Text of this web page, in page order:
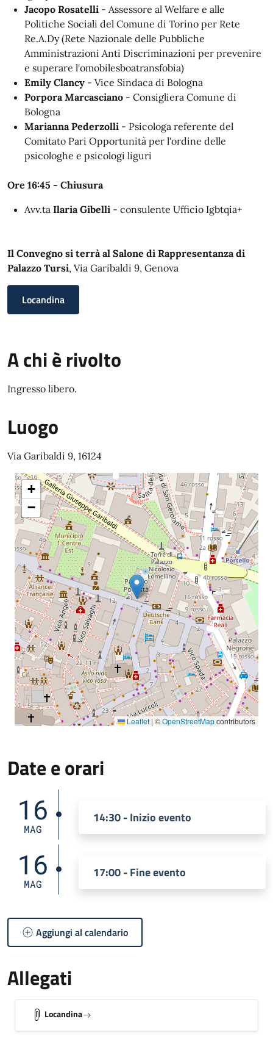
Jacopo Rosatelli - Assessore al Welfare e alle
Politiche Sociali del Comune di Torino per Rete
Re.A.Dy (Rete Nazionale delle Pubbliche
Amministrazioni Anti Discriminazioni per prevenire
e superare l'omobilesboatransfobia)
Emily Clancy - Vice Sindaca di Bologna
Porpora Marcasciano - Consigliera Comune di
Bologna
Marianna Pederzolli - Psicologa referente del
Comitato Pari Opportunità per l'ordine delle
psicologhe e psicologi liguri
Ore 16:45 - Chiusura
Avv.ta Ilaria Gibelli - consulente Ufficio Igbtqia+
Il Convegno si terrà al Salone di Rappresentanza di
Palazzo Tursi, Via Garibaldi 9, Genova
Locandina
A chi è rivolto
Ingresso libero.
Luogo
Via Garibaldi 9, 16124
+
−
Leaflet |©OpenStreetMapcontributors
Date e orari
16
MAG
14:30 - Inizio evento
16
MAG
17:00 - Fine evento
Aggiungi al calendario
Allegati
Locandina